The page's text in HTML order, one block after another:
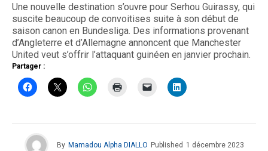
Une nouvelle destination s’ouvre pour Serhou Guirassy, qui
suscite beaucoup de convoitises suite à son début de
saison canon en Bundesliga. Des informations provenant
d’Angleterre et d’Allemagne annoncent que Manchester
United veut s’offrir l’attaquant guinéen en janvier prochain.
Partager :
By Mamadou Alpha DIALLO Published 1 décembre 2023